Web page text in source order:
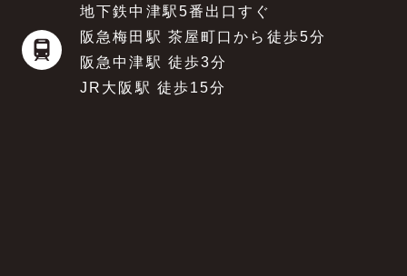
地下鉄中津駅5番出口すぐ
阪急梅田駅 茶屋町口から徒歩5分
阪急中津駅 徒歩3分
JR大阪駅 徒歩15分